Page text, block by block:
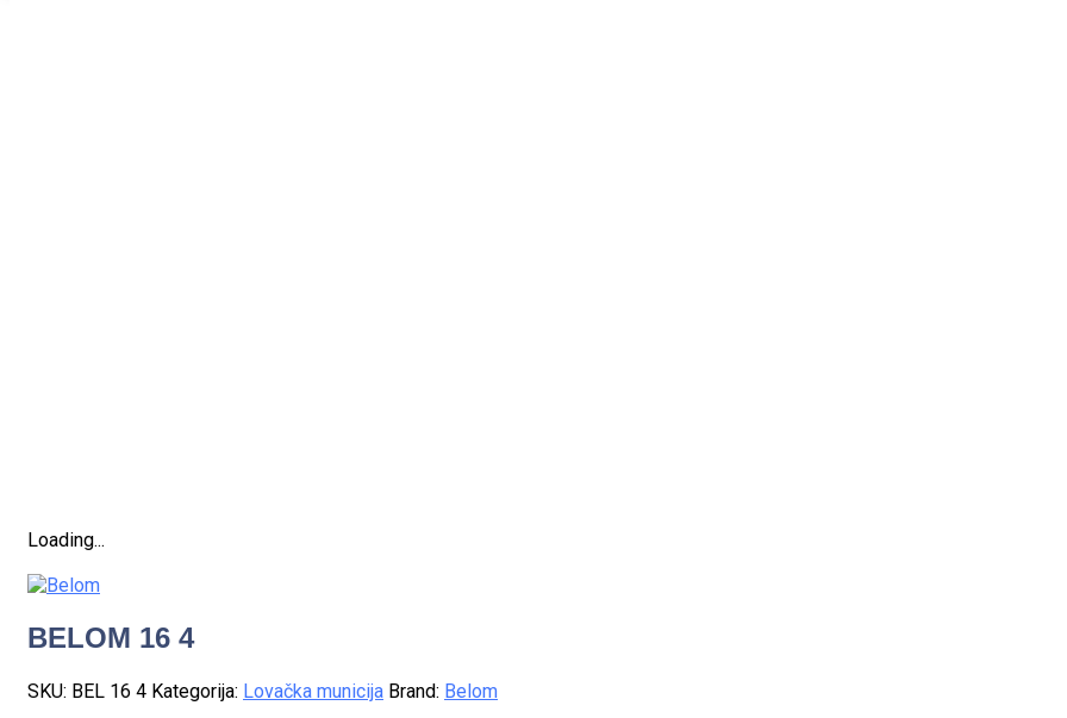
Loading...
BELOM 16 4
SKU: BEL 16 4 Kategorija: Lovačka municija Brand: Belom